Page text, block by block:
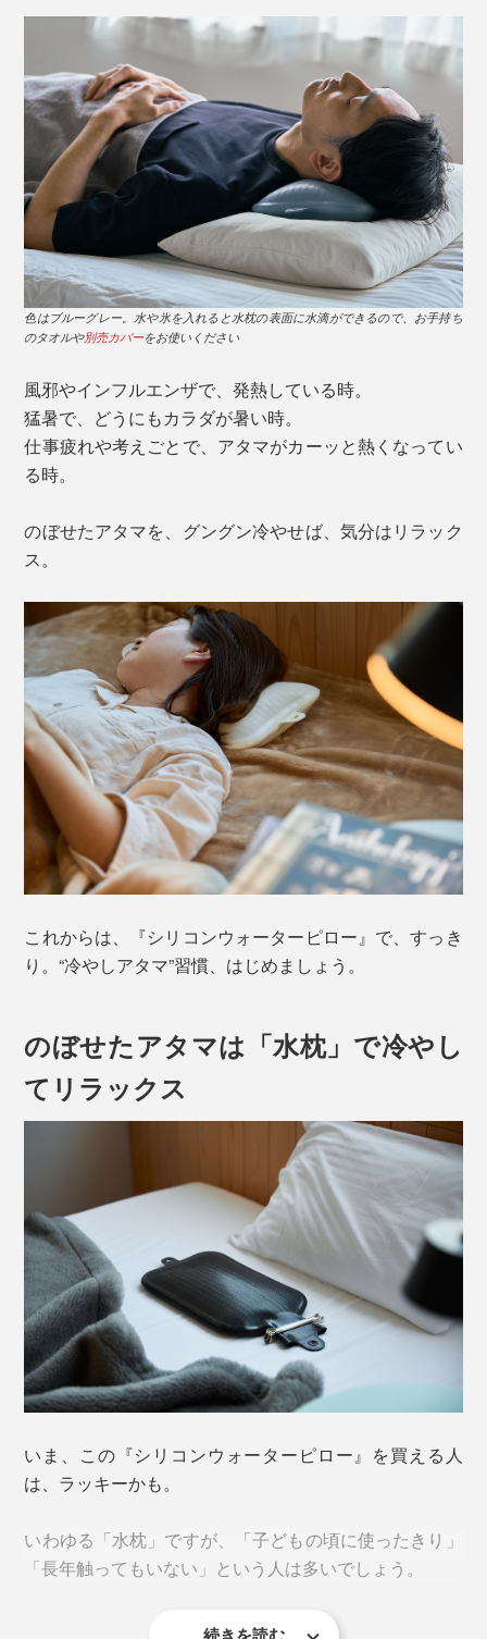
色はブルーグレー。水や氷を入れると水枕の表面に水滴ができるので、お手持ち
のタオルや別売カバーをお使いください
風邪やインフルエンザで、発熱している時。
猛暑で、どうにもカラダが暑い時。
仕事疲れや考えごとで、アタマがカーッと熱くなってい
る時。
のぼせたアタマを、グングン冷やせば、気分はリラック
ス。
これからは、『シリコンウォーターピロー』で、すっき
り。“冷やしアタマ”習慣、はじめましょう。
のぼせたアタマは「水枕」で冷やし
てリラックス
いま、この『シリコンウォーターピロー』を買える人
は、ラッキーかも。
いわゆる「水枕」ですが、「子どもの頃に使ったきり」
「長年触ってもいない」という人は多いでしょう。